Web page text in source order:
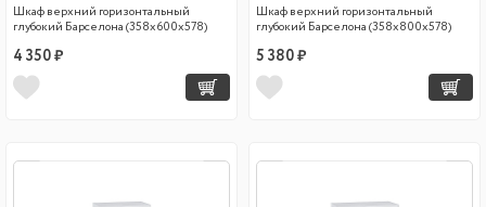
Шкаф верхний горизонтальный
глубокий Барселона (358х600х578)
4 350 ₽
Шкаф верхний горизонтальный
глубокий Барселона (358х800х578)
5 380 ₽